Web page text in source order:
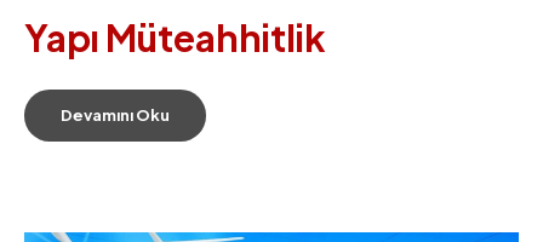
Yapı Müteahhitlik
Devamını Oku